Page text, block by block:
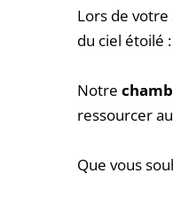
Lors de
du ciel étoilé
Notre
ressourcer
Que vous